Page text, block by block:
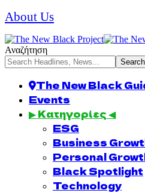
About Us
Αναζήτηση
The New Black
Events
▶ Κατηγορίες ◀
ESG
Business
Personal
Black Spotlight
Technology